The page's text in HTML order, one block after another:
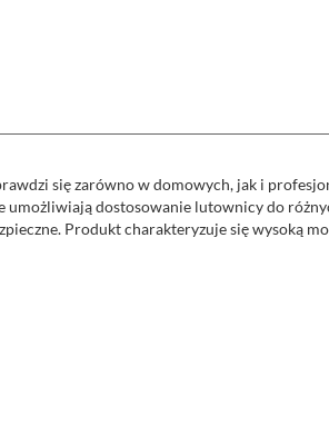
się zarówno w domowych, jak i
umożliwiają dostosowanie lutownicy do
Produkt charakteryzuje się wysoką